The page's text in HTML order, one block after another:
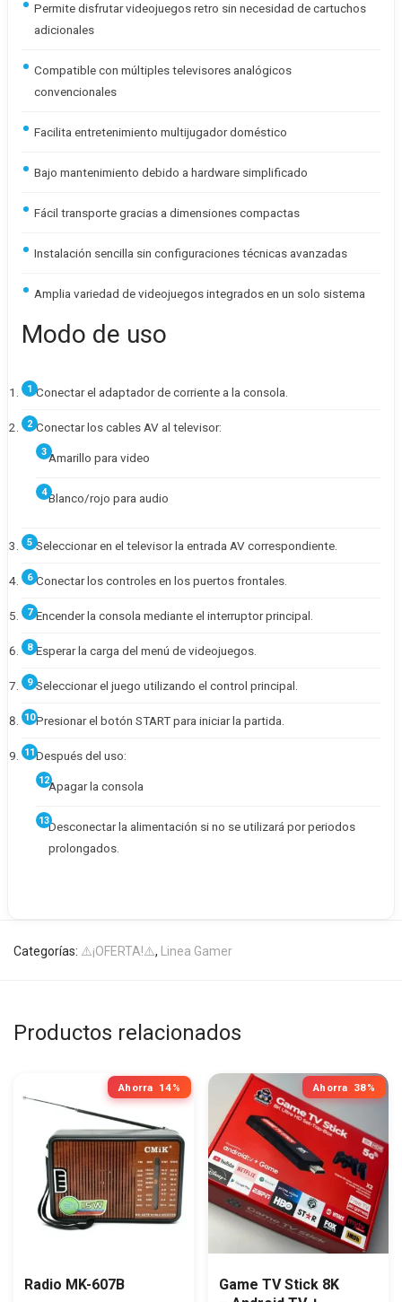
Permite disfrutar videojuegos retro sin necesidad de cartuchos
adicionales
Compatible con múltiples televisores analógicos
convencionales
Facilita entretenimiento multijugador doméstico
Bajo mantenimiento debido a hardware simplificado
Fácil transporte gracias a dimensiones compactas
Instalación sencilla sin configuraciones técnicas avanzadas
Amplia variedad de videojuegos integrados en un solo sistema
Modo de uso
Conectar el adaptador de corriente a la consola.
Conectar los cables AV al televisor:
Amarillo para video
Blanco/rojo para audio
Seleccionar en el televisor la entrada AV correspondiente.
Conectar los controles en los puertos frontales.
Encender la consola mediante el interruptor principal.
Esperar la carga del menú de videojuegos.
Seleccionar el juego utilizando el control principal.
Presionar el botón START para iniciar la partida.
Después del uso:
Apagar la consola
Desconectar la alimentación si no se utilizará por periodos
prolongados.
Categorías: ⚠️¡OFERTA!⚠️, Linea Gamer
Productos relacionados
Ahorra 14%
Radio MK-607B
Ahorra 38%
Game TV Stick 8K